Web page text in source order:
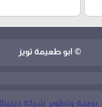
© ابو طعيمة تويز
برمجة وتطوير شركة